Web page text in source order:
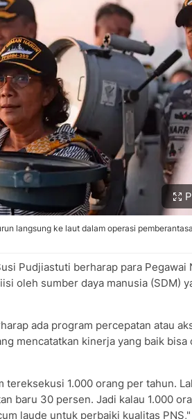
langsung ke laut dalam operasi
Pudjiastuti berharap para Pegawai
oleh sumber daya manusia (SDM)
ada program percepatan atau
mencatatkan kinerja yang baik bisa
tereksekusi 1.000 orang per tahun.
baru 30 persen. Jadi kalau 1.000
laude untuk perbaiki kualitas